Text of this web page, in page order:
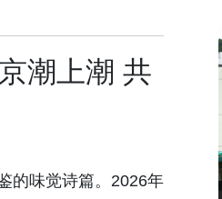
潮上潮 共
味觉诗篇。2026年